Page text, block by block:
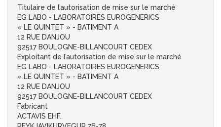
Titulaire de l’autorisation de mise sur le marché
EG LABO - LABORATOIRES EUROGENERICS
« LE QUINTET » - BATIMENT A
12 RUE DANJOU
92517 BOULOGNE-BILLANCOURT CEDEX
Exploitant de l’autorisation de mise sur le marché
EG LABO - LABORATOIRES EUROGENERICS
« LE QUINTET » - BATIMENT A
12 RUE DANJOU
92517 BOULOGNE-BILLANCOURT CEDEX
Fabricant
ACTAVIS EHF.